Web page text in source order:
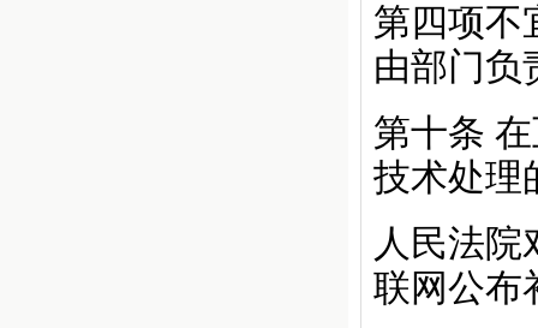
第四项不
由部门负
第十条
技术处理
人民法
联网公布